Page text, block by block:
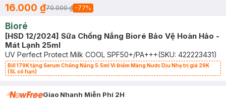
16.000 ₫70.000 ₫ -77%
Bioré
[HSD 12/2024] Sữa Chống Nắng Bioré Bảo Vệ Hoàn Hảo -
Mát Lạnh 25ml
UV Perfect Protect Milk COOL SPF50+/PA+++(SKU: 422223431)
Bill 179K tặng Serum Chống Nắng 5.5ml Vi Điểm Màng Nước Dịu Nhẹ trị giá 29K
(SL có hạn)
Giao Nhanh Miễn Phí 2H